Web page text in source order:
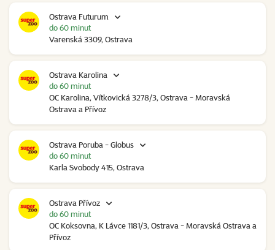
Ostrava Futurum
Varenská 3309, Ostrava
do 60 minut
Ostrava Karolina
OC Karolina, Vítkovická 3278/3, Ostrava - Moravská
Ostrava a Přívoz
do 60 minut
Ostrava Poruba - Globus
Karla Svobody 415, Ostrava
do 60 minut
Ostrava Přívoz
OC Koksovna, K Lávce 1181/3, Ostrava - Moravská Ostrava a
Přívoz
do 60 minut